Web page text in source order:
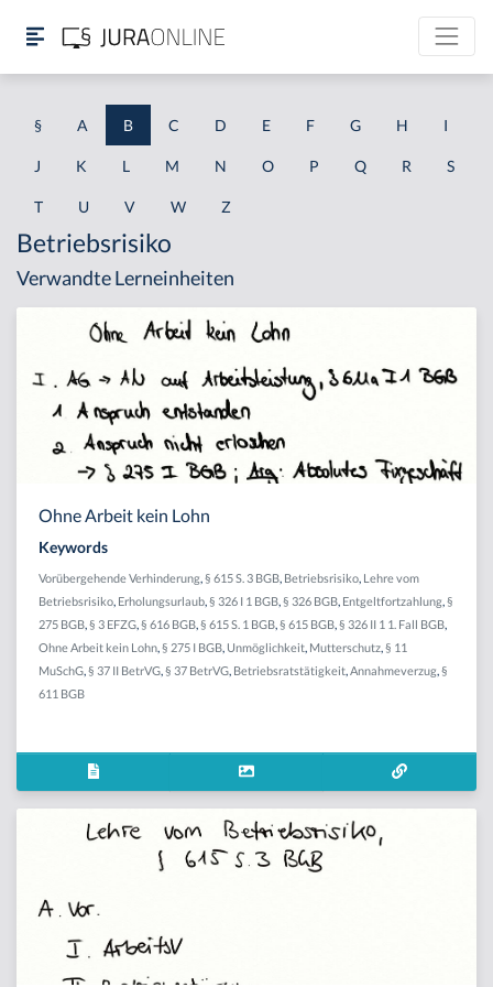
§ A B C D E F G H I
J K L M N O P Q R S
T U V W Z
Betriebsrisiko
Verwandte Lerneinheiten
Ohne Arbeit kein Lohn
Keywords
Vorübergehende Verhinderung § 615 S. 3 BGB Betriebsrisiko Lehre vom
Betriebsrisiko Erholungsurlaub § 326 I 1 BGB § 326 BGB Entgeltfortzahlung §
275 BGB § 3 EFZG § 616 BGB § 615 S. 1 BGB § 615 BGB § 326 II 1 1. Fall BGB
Ohne Arbeit kein Lohn § 275 I BGB Unmöglichkeit Mutterschutz § 11
MuSchG § 37 II BetrVG § 37 BetrVG Betriebsratstätigkeit Annahmeverzug §
611 BGB